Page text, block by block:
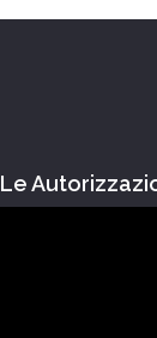
Le